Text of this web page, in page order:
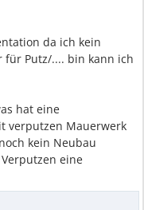
da ich kein
für Putz/.... bin kann ich
hat eine
verputzen Mauerwerk
kein Neubau
eine